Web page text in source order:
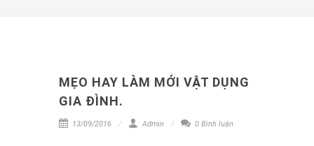
MẸO HAY LÀM MỚI VẬT DỤNG
GIA ĐÌNH.
13/09/2016 Admin 0 Bình luận